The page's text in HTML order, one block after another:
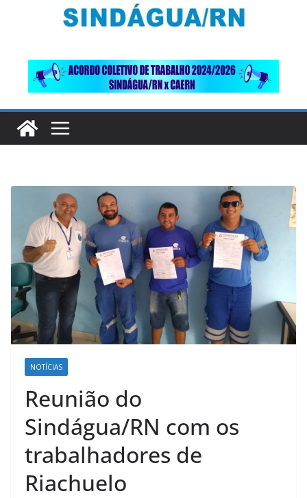
NOTÍCIAS
Reunião do
Sindágua/RN com os
trabalhadores de
Riachuelo